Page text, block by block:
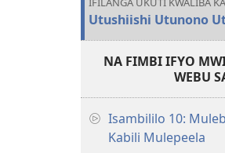
Utushiishi Utunono
NA FIMBI IFYO
WEBU
Isambililo 10:
Kabili Mulepeela